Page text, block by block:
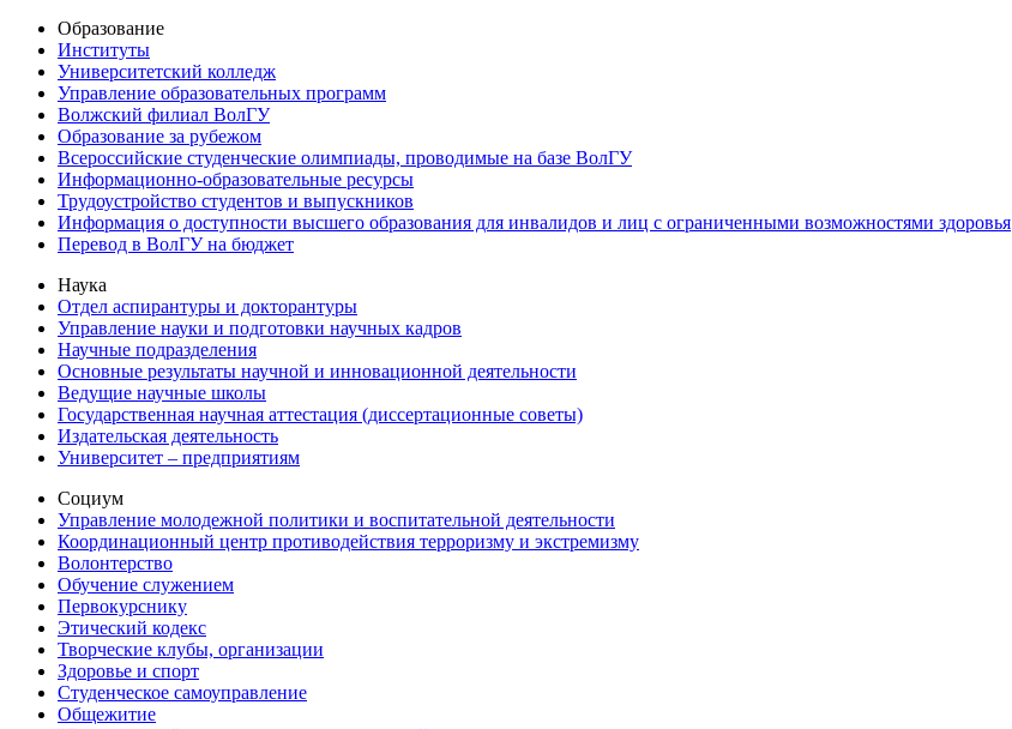
Образование
Институты
Университетский колледж
Управление образовательных программ
Волжский филиал ВолГУ
Образование за рубежом
Всероссийские студенческие олимпиады, проводимые на базе ВолГУ
Информационно-образовательные ресурсы
Трудоустройство студентов и выпускников
Информация о доступности высшего образования для инвалидов и лиц с ограниченными возможностями здоровья
Перевод в ВолГУ на бюджет
Наука
Отдел аспирантуры и докторантуры
Управление науки и подготовки научных кадров
Научные подразделения
Основные результаты научной и инновационной деятельности
Ведущие научные школы
Государственная научная аттестация (диссертационные советы)
Издательская деятельность
Университет – предприятиям
Социум
Управление молодежной политики и воспитательной деятельности
Координационный центр противодействия терроризму и экстремизму
Волонтерство
Обучение служением
Первокурснику
Этический кодекс
Творческие клубы, организации
Здоровье и спорт
Студенческое самоуправление
Общежитие